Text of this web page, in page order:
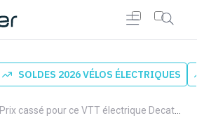
SOLDES 2026 VÉLOS ÉLECTRIQUES
Prix cassé pour ce VTT électrique Decathlon avec 110 Nm de couple : le Stilus Off Road passe à 1199 €